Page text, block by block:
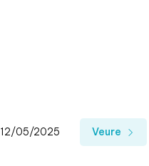
12/05/2025 Veure